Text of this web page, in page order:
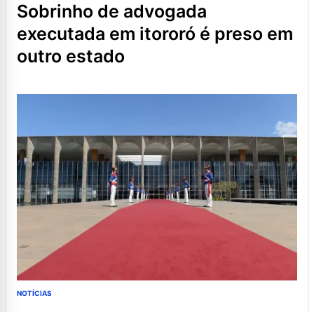
sobrinho de advogada
executada em itororó é preso em
outro estado
NOTÍCIAS